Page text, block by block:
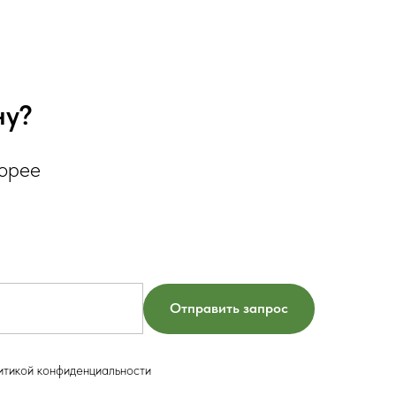
Отправить запрос
конфиденциальности